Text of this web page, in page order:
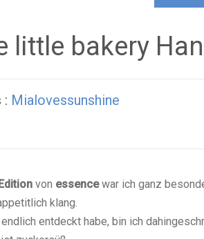
little bakery
: Mialovessunshine
von essencewar ich ganz
klang.
entdeckt habe, bin ich